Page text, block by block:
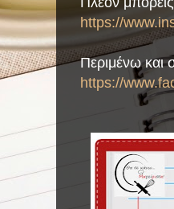
https://
Περιμένω και
https://